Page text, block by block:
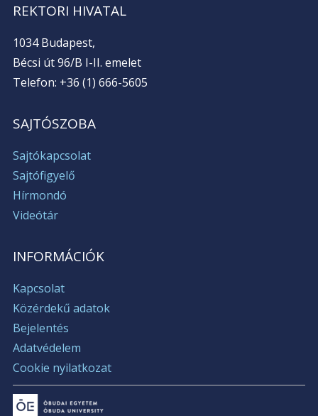
REKTORI HIVATAL
1034 Budapest,
Bécsi út 96/B I-II. emelet
Telefon: +36 (1) 666-5605
SAJTÓSZOBA
Sajtókapcsolat
Sajtófigyelő
Hírmondó
Videótár
INFORMÁCIÓK
Kapcsolat
Közérdekű adatok
Bejelentés
Adatvédelem
Cookie nyilatkozat